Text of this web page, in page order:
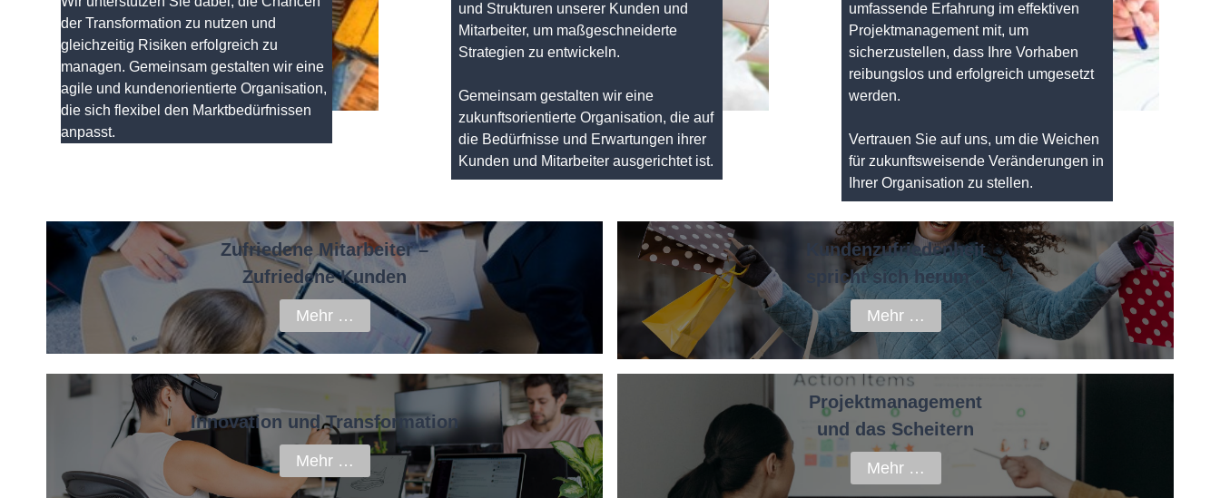
der Transformation zu nutzen und
gleichzeitig Risiken erfolgreich zu
managen. Gemeinsam gestalten wir eine
agile und kundenorientierte Organisation,
die sich flexibel den Marktbedürfnissen
anpasst.
und Strukturen unserer Kunden und
Mitarbeiter, um maßgeschneiderte
Strategien zu entwickeln.
Gemeinsam gestalten wir eine
zukunftsorientierte Organisation, die auf
die Bedürfnisse und Erwartungen ihrer
Kunden und Mitarbeiter ausgerichtet ist.
umfassende Erfahrung im effektiven
Projektmanagement mit, um
sicherzustellen, dass Ihre Vorhaben
reibungslos und erfolgreich umgesetzt
werden.
Vertrauen Sie auf uns, um die Weichen
für zukunftsweisende Veränderungen in
Ihrer Organisation zu stellen.
Zufriedene Mitarbeiter –
Zufriedene Kunden
Mehr …
Kundenzufriedenheit
spricht sich herum ..
Mehr …
Innovation und Transformation
Mehr …
Projektmanagement
und das Scheitern
Mehr …